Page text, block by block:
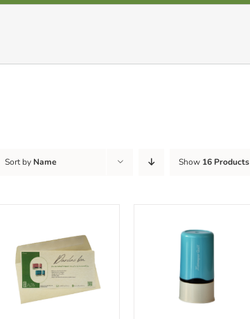
Sort by Name Show 16 Products
DETAILS DETAILS